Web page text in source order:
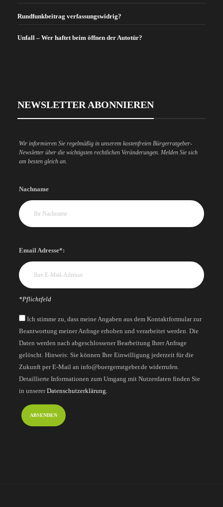
Rundfunkbeitrag verfassungswidrig?
Unfall – Wer haftet beim öffnen der Autotür?
NEWSLETTER ABONNIEREN
Wir informieren Sie regelmäßig in unserem kostenfreien Bürgerratgeber-
Newsletter über die wichtigsten rechtlichen Veränderungen. Melden Sie sich
am besten gleich an.
Nachname
Email Adresse*:
*Pflichtfeld
Ich stimme zu, dass meine Angaben aus dem Kontaktformular zur
Beantwortung meiner Anfrage erhoben und verarbeitet werden. Die
Daten werden nach abgeschlossener Bearbeitung Ihrer Anfrage
gelöscht. Hinweis: Sie können Ihre Einwilligung jederzeit für die
Zukunft per E-Mail an info@buergerratgeber.de widerrufen.
Detaillierte Informationen zum Umgang mit Nutzerdaten finden Sie
in unsererDatenschutzerklärung.